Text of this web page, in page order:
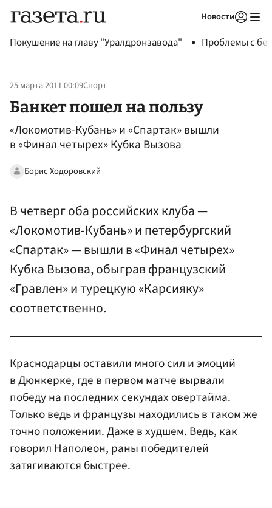
Новости
Покушение на главу "Уралдронзавода" Проблемы с
25 марта 2011 00:09Спорт
Банкет пошел на пользу
«Локомотив-Кубань» и «Спартак» вышли
в «Финал четырех» Кубка Вызова
Борис Ходоровский
В четверг оба российских клуба —
«Локомотив-Кубань» и петербургский
«Спартак» — вышли в «Финал четырех»
Кубка Вызова, обыграв французский
«Гравлен» и турецкую «Карсияку»
соответственно.
Краснодарцы оставили много сил и эмоций
в Дюнкерке, где в первом матче вырвали
победу на последних секундах овертайма.
Только ведь и французы находились в таком же
точно положении. Даже в худшем. Ведь, как
говорил Наполеон, раны победителей
затягиваются быстрее.